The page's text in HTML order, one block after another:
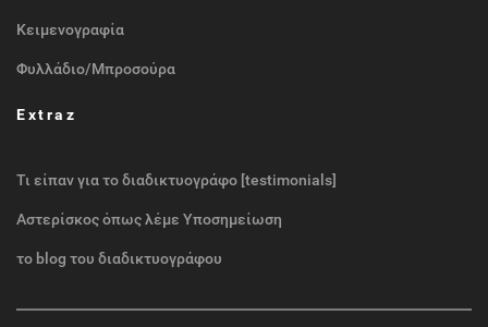
Κειμενογραφία
Φυλλάδιο/Μπροσούρα
Extraz
Τι είπαν για το διαδικτυογράφο [testimonials]
Αστερίσκος όπως λέμε Υποσημείωση
το blog του διαδικτυογράφου